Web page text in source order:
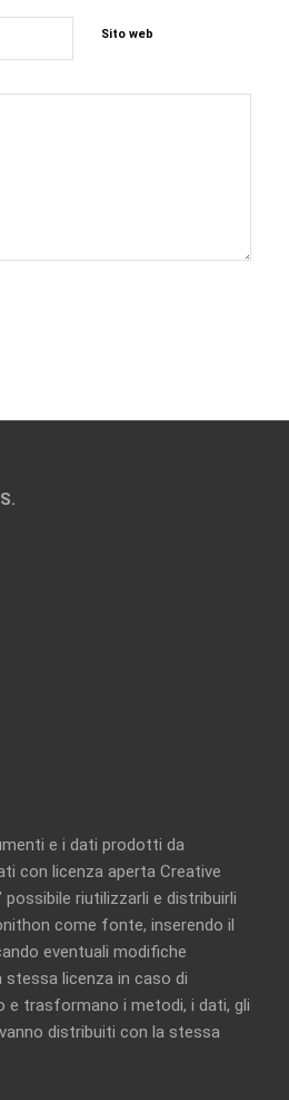
Sito web
e i dati prodotti da
con licenza aperta Creative
possibile riutilizzarli e distribuirli
come fonte, inserendo il
eventuali modifiche
licenza in caso di
e trasformano i metodi, i dati, gli
distribuiti con la stessa